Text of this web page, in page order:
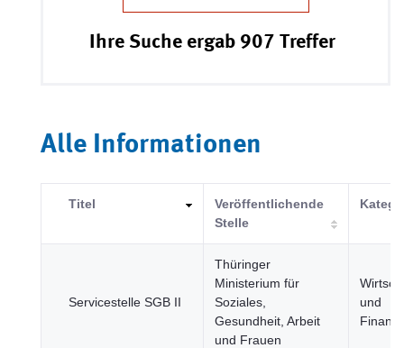
Ihre Suche ergab 907 Treffer
Alle Informationen
Titel
Veröffentlichende
Stelle
Servicestelle SGB II
Thüringer
Ministerium für
Soziales,
Gesundheit, Arbeit
und Frauen
und